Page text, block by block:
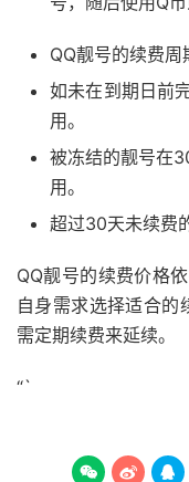
QQ靓号的续费周
如未在到期日前
用。
被冻结的靓号在
用。
超过30天未续费
QQ靓号的续费价格
自身需求选择适合的
需定期续费来延续。
“`
  